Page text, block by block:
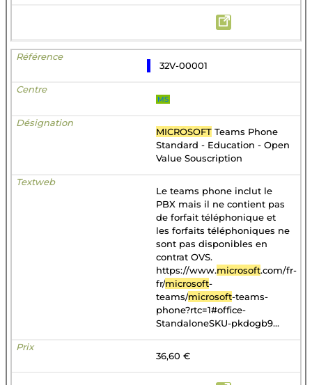
32V-00001
MS
MICROSOFT Teams Phone
Standard - Education - Open
Value Souscription
Le teams phone inclut le
PBX mais il ne contient pas
de forfait téléphonique et
les forfaits téléphoniques ne
sont pas disponibles en
contrat OVS.
https://www.microsoft.com/fr-
fr/microsoft-
teams/microsoft-teams-
phone?rtc=1#office-
StandaloneSKU-pkdogb9...
36,60 €